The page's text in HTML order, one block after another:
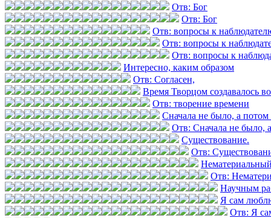
Отв: Бог
Отв: Бог
Отв: вопросы к
Отв: вопросы к
Отв: вопросы к
Интересно, каким образом
Отв: Согласен,
Время Творцом создавалось
Отв: творение времени
Сначала не было, а потом
Отв: Сначала не было,
Существование.
Отв:
Отв:
Научным
Я сам
Отв: Я